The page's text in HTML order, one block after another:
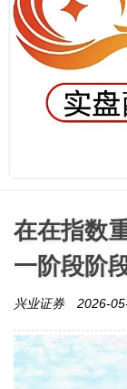
在在指数
一阶段阶
兴业证券 2026-